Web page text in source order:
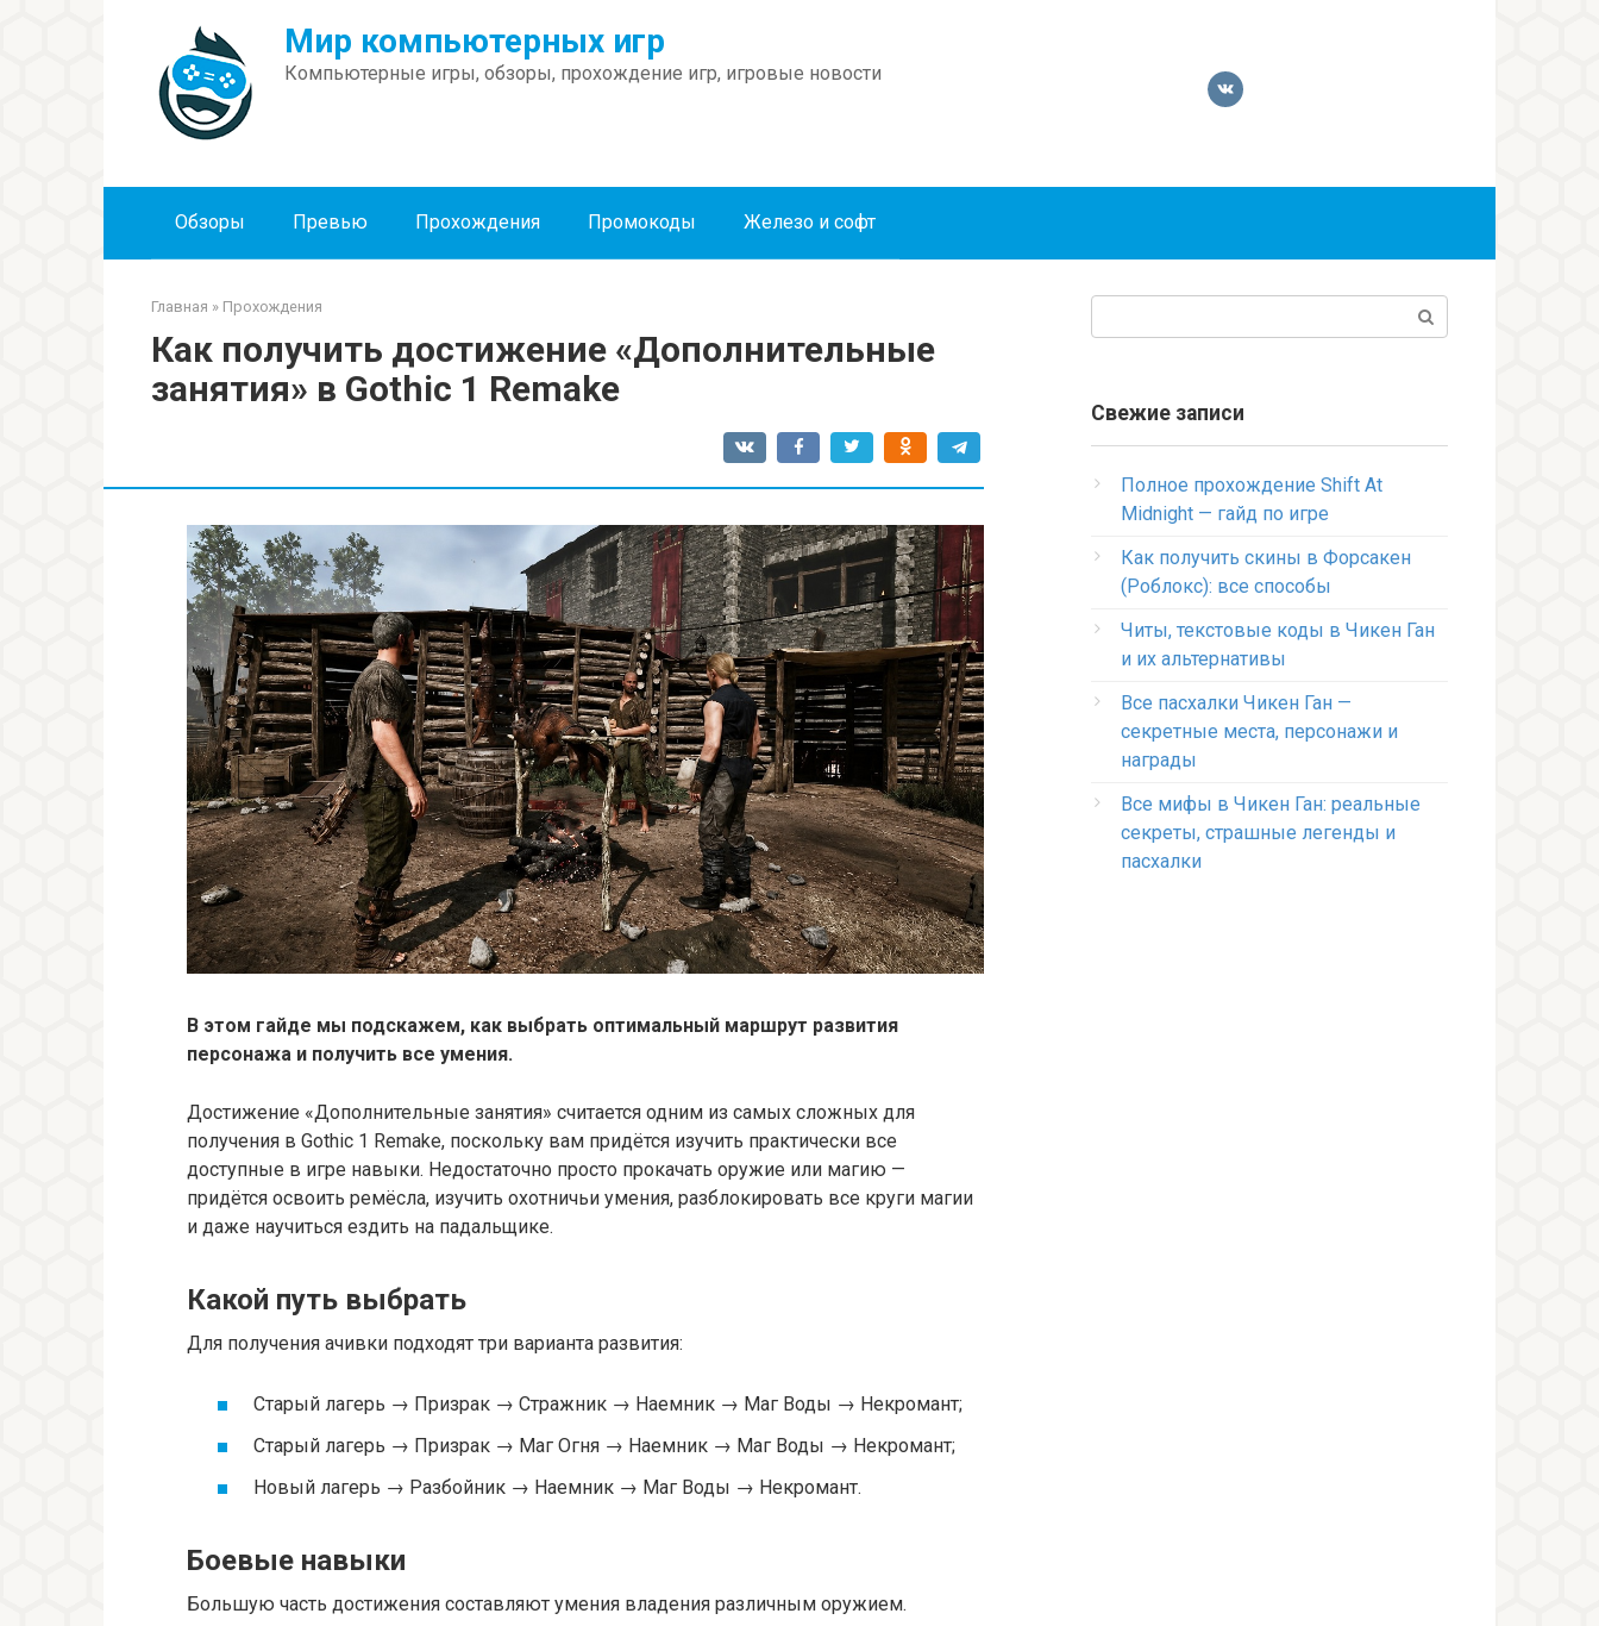
Мир компьютерных игр
Компьютерные игры, обзоры, прохождение игр, игровые новости
Обзоры Превью Прохождения Промокоды Железо и софт
Главная » Прохождения
Как получить достижение «Дополнительные
занятия» в Gothic 1 Remake
В этом гайде мы подскажем, как выбрать оптимальный маршрут развития
персонажа и получить все умения.
Достижение «Дополнительные занятия» считается одним из самых сложных для
получения в Gothic 1 Remake, поскольку вам придётся изучить практически все
доступные в игре навыки. Недостаточно просто прокачать оружие или магию —
придётся освоить ремёсла, изучить охотничьи умения, разблокировать все круги магии
и даже научиться ездить на падальщике.
Какой путь выбрать
Для получения ачивки подходят три варианта развития:
Старый лагерь → Призрак → Стражник → Наемник → Маг Воды → Некромант;
Старый лагерь → Призрак → Маг Огня → Наемник → Маг Воды → Некромант;
Новый лагерь → Разбойник → Наемник → Маг Воды → Некромант.
Боевые навыки
Большую часть достижения составляют умения владения различным оружием.
Свежие записи
Полное прохождение Shift At
Midnight — гайд по игре
Как получить скины в Форсакен
(Роблокс): все способы
Читы, текстовые коды в Чикен Ган
и их альтернативы
Все пасхалки Чикен Ган —
секретные места, персонажи и
награды
Все мифы в Чикен Ган: реальные
секреты, страшные легенды и
пасхалки